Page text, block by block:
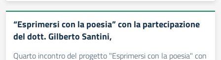
“Esprimersi con la poesia” con la partecipazione
del dott. Gilberto Santini,
Quarto incontro del progetto "Esprimersi con la poesia" con